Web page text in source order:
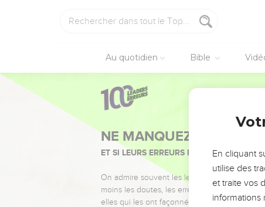
Au quotidien Bible
NE MANQUEZ PAS
ET SI LEURS ERREURS POUVAIENT VOUS
On admire souvent les leaders pour leurs
moins les doutes, les erreurs et les saisons
elles qui les ont façonnés.
En cliquant
utilise des
et traite vos
informations